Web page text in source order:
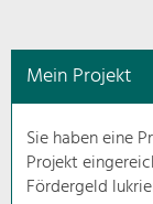
Mein Projekt
Sie haben eine
Projekt
Fördergeld